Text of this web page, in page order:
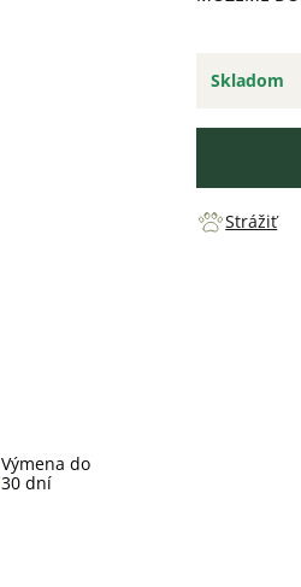
Skladom
Strážiť
Výmena do
30 dní